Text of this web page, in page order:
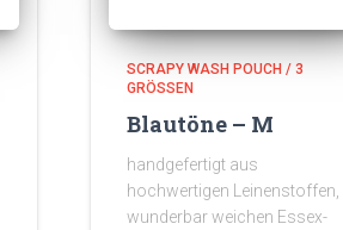
SCRAPY WASH POUCH / 3
GRÖSSEN
Blautöne – M
handgefertigt aus
hochwertigen Leinenstoffen,
wunderbar weichen Essex-